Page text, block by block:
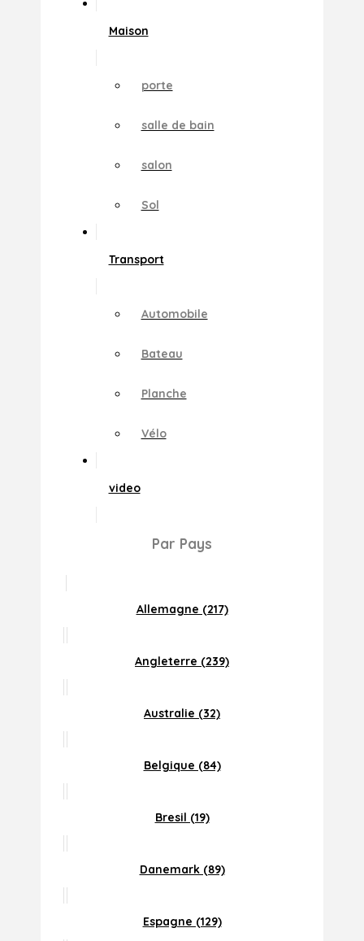
Maison
porte
salle de bain
salon
Sol
Transport
Automobile
Bateau
Planche
Vélo
video
Par Pays
Allemagne (217)
Angleterre (239)
Australie (32)
Belgique (84)
Bresil (19)
Danemark (89)
Espagne (129)